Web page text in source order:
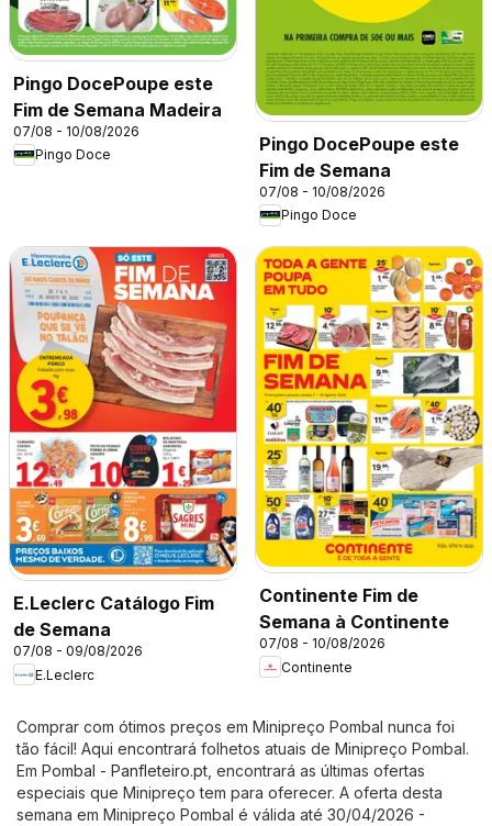
Pingo DocePoupe este
Fim de Semana Madeira
07/08 - 10/08/2026
Pingo Doce
Pingo DocePoupe este
Fim de Semana
07/08 - 10/08/2026
Pingo Doce
E.Leclerc Catálogo Fim
de Semana
07/08 - 09/08/2026
E.Leclerc
Continente Fim de
Semana à Continente
07/08 - 10/08/2026
Continente
Comprar com ótimos preços em Minipreço Pombal nunca foi
tão fácil! Aqui encontrará folhetos atuais de Minipreço Pombal.
Em Pombal - Panfleteiro.pt , encontrará as últimas ofertas
especiais que Minipreço tem para oferecer. A oferta desta
semana em Minipreço Pombal é válida até 30/04/2026 -